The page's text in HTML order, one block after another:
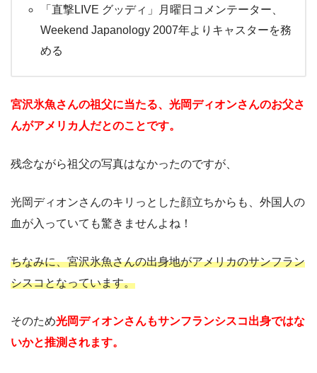
「直撃LIVE グッディ」月曜日コメンテーター、
Weekend Japanology 2007年よりキャスターを務
める
宮沢氷魚さんの祖父に当たる、光岡ディオンさんのお父さ
んがアメリカ人だとのことです。
残念ながら祖父の写真はなかったのですが、
光岡ディオンさんのキリっとした顔立ちからも、外国人の
血が入っていても驚きませんよね！
ちなみに、宮沢氷魚さんの出身地がアメリカのサンフラン
シスコとなっています。
そのため光岡ディオンさんもサンフランシスコ出身ではな
いかと推測されます。